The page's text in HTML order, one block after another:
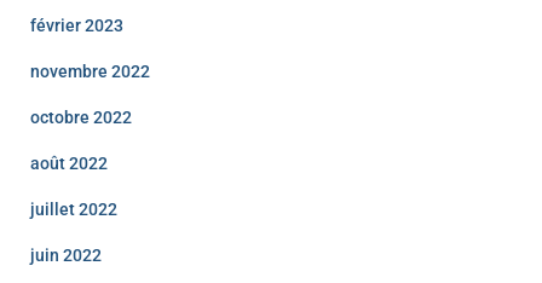
février 2023
novembre 2022
octobre 2022
août 2022
juillet 2022
juin 2022